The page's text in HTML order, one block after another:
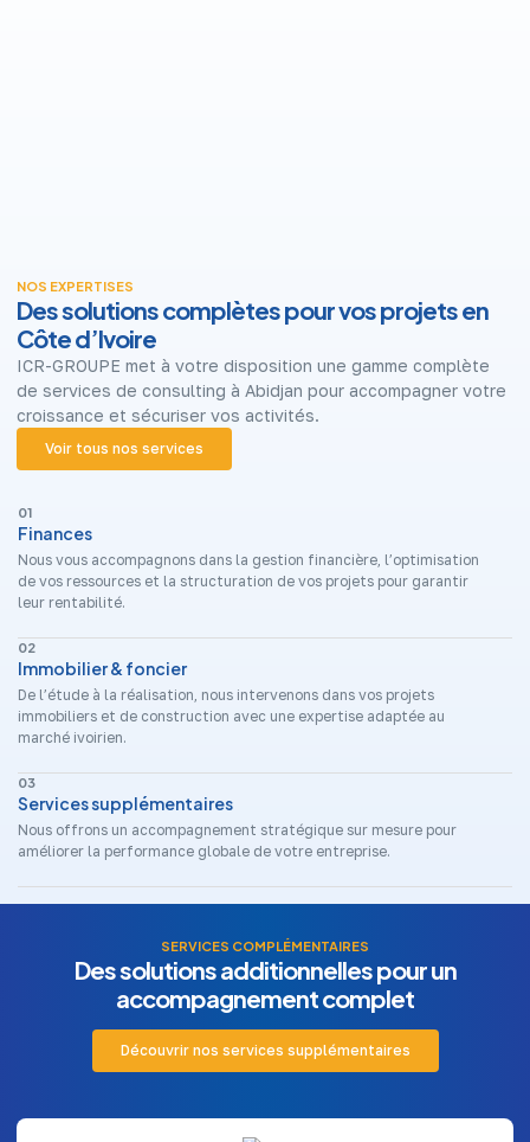
NOS EXPERTISES
Des solutions complètes pour vos projets en
Côte d’Ivoire
ICR-GROUPE met à votre disposition une gamme complète
de services de consulting à Abidjan pour accompagner votre
croissance et sécuriser vos activités.
Voir tous nos services
01
Finances
Nous vous accompagnons dans la gestion financière, l’optimisation
de vos ressources et la structuration de vos projets pour garantir
leur rentabilité.
02
Immobilier & foncier
De l’étude à la réalisation, nous intervenons dans vos projets
immobiliers et de construction avec une expertise adaptée au
marché ivoirien.
03
Services supplémentaires
Nous offrons un accompagnement stratégique sur mesure pour
améliorer la performance globale de votre entreprise.
SERVICES COMPLÉMENTAIRES
Des solutions additionnelles pour un
accompagnement complet
Découvrir nos services supplémentaires